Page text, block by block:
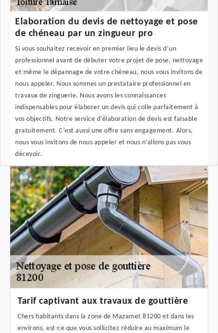
Elaboration du devis de nettoyage et pose
de chéneau par un zingueur pro
Si vous souhaitez recevoir en premier lieu le devis d’un
professionnel avant de débuter votre projet de pose, nettoyage
et même le dépannage de votre chéneau, nous vous invitons de
nous appeler. Nous sommes un prestataire professionnel en
travaux de zinguerie. Nous avons les connaissances
indispensables pour élaborer un devis qui colle parfaitement à
vos objectifs. Notre service d’élaboration de devis est faisable
gratuitement. C’est aussi une offre sans engagement. Alors,
nous vous invitons de nous appeler et nous n’allons pas vous
décevoir.
Tarif captivant aux travaux de gouttière
Chers habitants dans la zone de Mazamet 81200 et dans les
environs, est-ce que vous sollicitez réduire au maximum le